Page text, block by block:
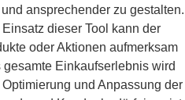
ansprechender zu gestalten.
dieser Tool kann der
oder Aktionen aufmerksam
Einkaufserlebnis wird
und Anpassung der